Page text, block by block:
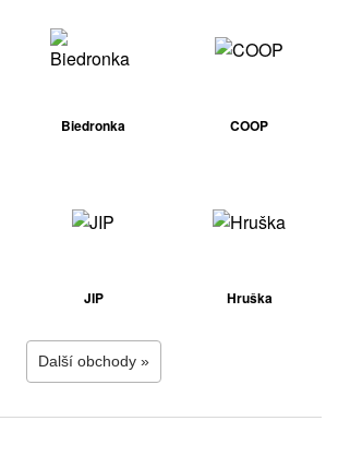
Biedronka COOP
JIP Hruška
Další obchody »